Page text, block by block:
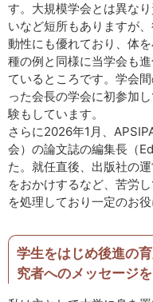
す。大規模学会とは異な
いなど短所もありますが
動性にも優れており、体
種の例と同様に当学会も
ているところです。学会
った会長の学会に初参加
験もしています。
さらに2026年1月、
会）の論文誌の編集長（
た。就任直後、出版社の
をおかけするなど、苦労
を処理しており一定のお
学生をはじめ後進の
究者へのメッセージを